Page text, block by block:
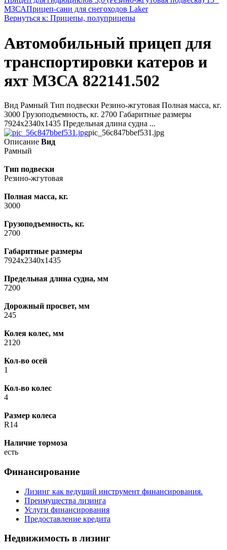
МЗСАПрицеп-сани для снегоходов Laker
Вернуться к: Прицепы, полуприцепы
Автомобильный прицеп для
транспортировки катеров и
яхт МЗСА 822141.502
Вид Рамный Тип подвески Резино-жгутовая Полная масса, кг.
3000 Грузоподъемность, кг. 2700 Габаритные размеры
7924х2340х1435 Предельная длина судна ...
pic_56c847bbef531.jpg
Описание Вид
Рамный
Тип подвески
Резино-жгутовая
Полная масса, кг.
3000
Грузоподъемность, кг.
2700
Габаритные размеры
7924х2340х1435
Предельная длина судна, мм
7200
Дорожный просвет, мм
245
Колея колес, мм
2120
Кол-во осей
1
Кол-во колес
4
Размер колеса
R14
Наличие тормоза
есть
Финансирование
Лизинг как ведущий инструмент финансирования.
Преимущества лизинга
Услуги финансирования
Предоставление кредита
Недвижимость в лизинг